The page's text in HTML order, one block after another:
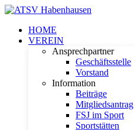
HOME
VEREIN
Ansprechpartner
Geschäftsstelle
Vorstand
Information
Beiträge
Mitgliedsantrag
FSJ im Sport
Sportstätten